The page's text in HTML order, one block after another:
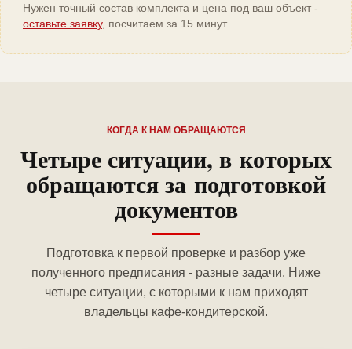
Нужен точный состав комплекта и цена под ваш объект -
оставьте заявку, посчитаем за 15 минут.
КОГДА К НАМ ОБРАЩАЮТСЯ
Четыре ситуации, в которых
обращаются за подготовкой
документов
Подготовка к первой проверке и разбор уже
полученного предписания - разные задачи. Ниже
четыре ситуации, с которыми к нам приходят
владельцы кафе-кондитерской.